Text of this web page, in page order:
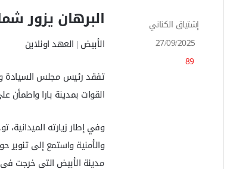
البرهان يزور
الأبيض | العهد اونلاين
تفقد رئيس مجلس السيادة
القوات بمدينة بارا واطمأن
وفي إطار زيارته
والأمنية واستمع إلى
مدينة الأبيض التي خرجت
إشتياق الكناني
27/09/2025
89